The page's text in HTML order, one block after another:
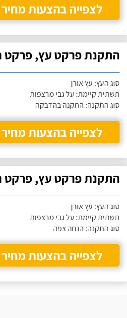
לצפייה בהצעות מחיר
התקנת פרקט עץ, פרקט
סוג העץ: עץ אורן
תשתית קיימת: על גבי מרצפות
סוג התקנה: התקנה בהדבקה
לצפייה בהצעות מחיר
התקנת פרקט עץ, פרקט
סוג העץ: עץ אורן
תשתית קיימת: על גבי מרצפות
סוג התקנה: הנחה צפה
לצפייה בהצעות מחיר